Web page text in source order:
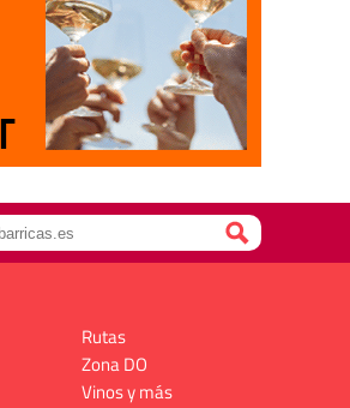
Rutas
Zona DO
Vinos y más